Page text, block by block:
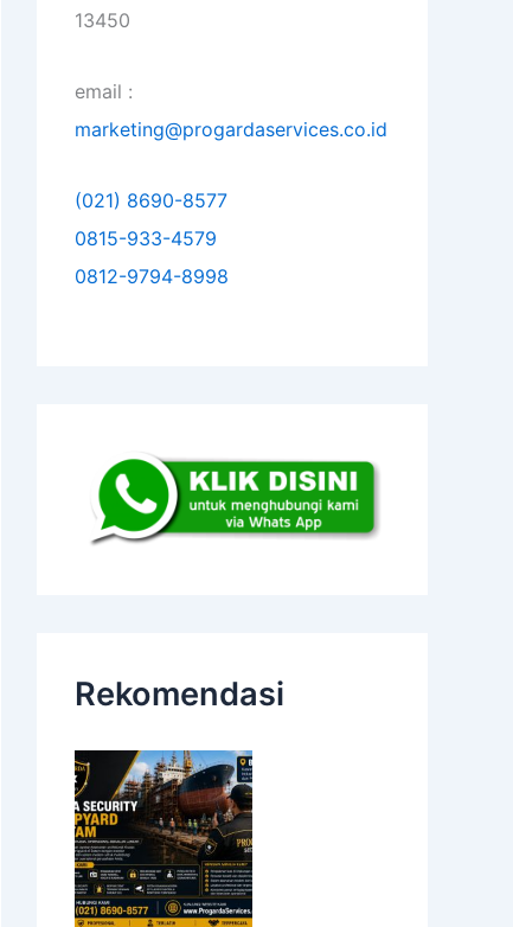
13450
email :
marketing@progardaservices.co.id
(021) 8690-8577
0815-933-4579
0812-9794-8998
Rekomendasi